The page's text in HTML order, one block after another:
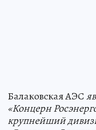
Балаковская АЭС
«Концерн
крупнейший